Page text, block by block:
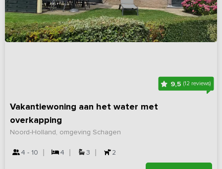
9,5(12 reviews)
Vakantiewoning aan het water met
overkapping
Noord-Holland, omgeving Schagen
4 - 10 4 3 2